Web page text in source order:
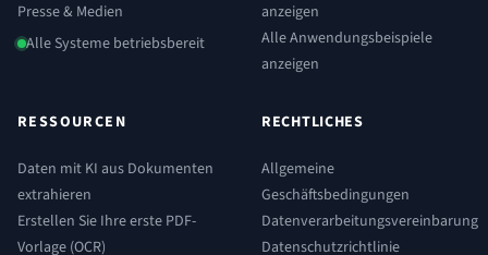
Presse & Medien
Alle Systeme betriebsbereit
anzeigen
Alle Anwendungsbeispiele
anzeigen
RESSOURCEN
Daten mit KI aus Dokumenten
extrahieren
Erstellen Sie Ihre erste PDF-
Vorlage (OCR)
RECHTLICHES
Allgemeine
Geschäftsbedingungen
Datenverarbeitungsvereinbarung
Datenschutzrichtlinie